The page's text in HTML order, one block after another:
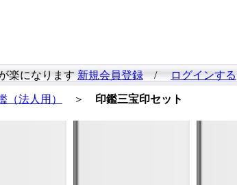
楽になります新規会員登録/ログインする
（法人用） ＞ 印鑑三宝印セット